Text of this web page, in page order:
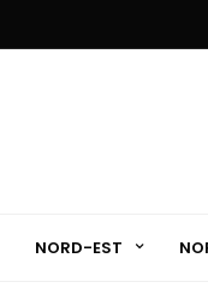
NORD-EST